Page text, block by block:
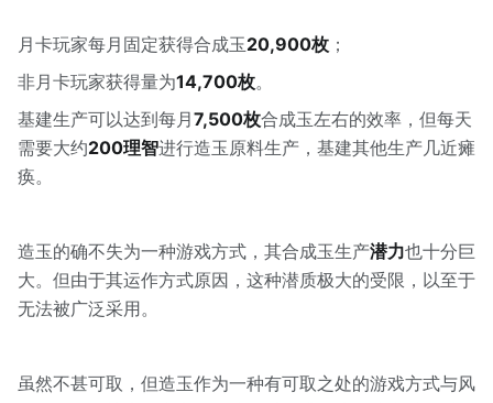
月卡玩家每月固定获得合成玉20,900枚 ；
非月卡玩家获得量为14,700枚。
基建生产可以达到每月7,500枚合成玉左右的效率，但每天
需要大约200理智进行造玉原料生产，基建其他生产几近瘫
痪。
造玉的确不失为一种游戏方式，其合成玉生产潜力也十分巨
大。但由于其运作方式原因，这种潜质极大的受限，以至于
无法被广泛采用。
虽然不甚可取，但造玉作为一种有可取之处的游戏方式与风